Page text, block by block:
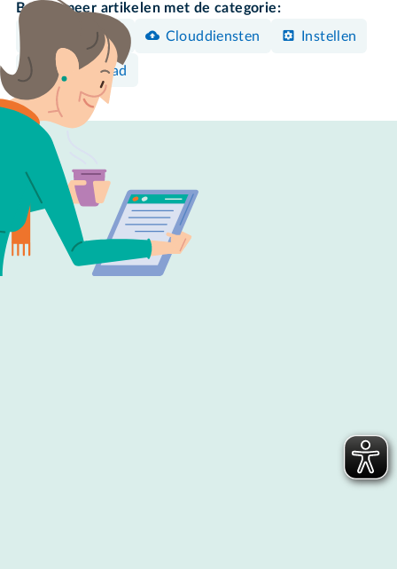
Bekijk meer artikelen met de categorie:
Back-uppen
Clouddiensten Instellen
iPhone/iPad